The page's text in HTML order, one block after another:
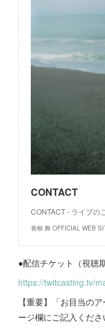
CONTACT
CONTACT - ライブの
青柳 舞 OFFICIAL WEB
●配信チケット（視聴
https://twitcasting.tv/
【重要】「お目当の
ージ欄にご記入くださ